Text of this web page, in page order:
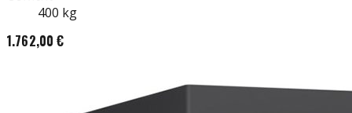
400 kg
1.762,00 €